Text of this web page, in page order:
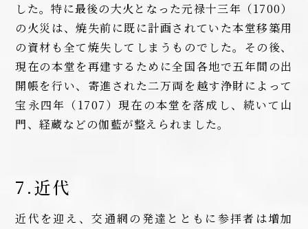
した。特に最後の大火となった元禄十三年（1700）
の火災は、焼失前に既に計画されていた本堂移築用
の資材も全て焼失してしまうものでした。その後、
現在の本堂を再建するために全国各地で五年間の出
開帳を行い、寄進された二万両を越す浄財によって
宝永四年（1707）現在の本堂を落成し、続いて山
門、経蔵などの伽藍が整えられました。
7.近代
近代を迎え、交通網の発達とともに参拝者は増加